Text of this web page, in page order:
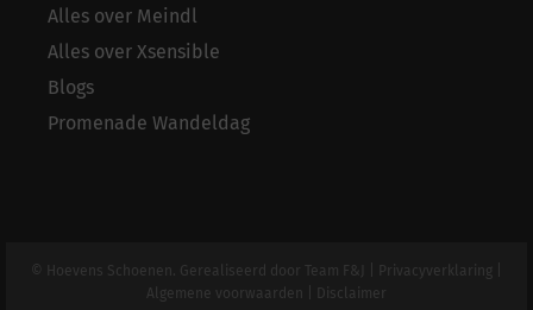
Alles over Meindl
Alles over Xsensible
Blogs
Promenade Wandeldag
© Hoevens Schoenen. Gerealiseerd door Team F&J Privacyverklaring
Algemene voorwaarden
Disclaimer